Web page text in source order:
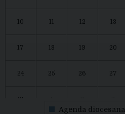
10 11 12 13
17 18 19 20
24 25 26 27
31
Agenda diocesana